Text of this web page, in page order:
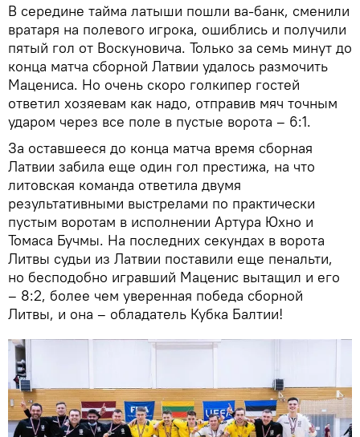
В середине тайма латыши пошли ва-банк, сменили
вратаря на полевого игрока, ошиблись и получили
пятый гол от Воскуновича. Только за семь минут до
конца матча сборной Латвии удалось размочить
Мацениса. Но очень скоро голкипер гостей
ответил хозяевам как надо, отправив мяч точным
ударом через все поле в пустые ворота – 6:1.
За оставшееся до конца матча время сборная
Латвии забила еще один гол престижа, на что
литовская команда ответила двумя
результативными выстрелами по практически
пустым воротам в исполнении Артура Юхно и
Томаса Бучмы. На последних секундах в ворота
Литвы судьи из Латвии поставили еще пенальти,
но бесподобно игравший Маценис вытащил и его
– 8:2, более чем уверенная победа сборной
Литвы, и она – обладатель Кубка Балтии!